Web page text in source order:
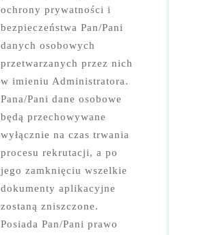
ochrony prywatności i
bezpieczeństwa Pan/Pani
danych osobowych
przetwarzanych przez nich
w imieniu Administratora.
Pana/Pani dane osobowe
będą przechowywane
wyłącznie na czas trwania
procesu rekrutacji, a po
jego zamknięciu wszelkie
dokumenty aplikacyjne
zostaną zniszczone.
Posiada Pan/Pani prawo